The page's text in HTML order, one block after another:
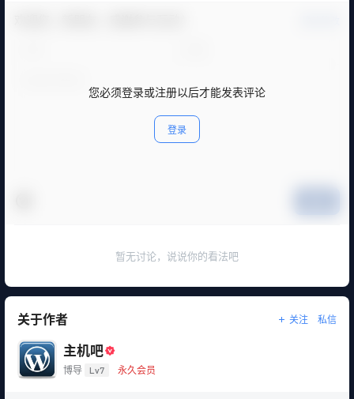
您必须登录或注册以后才能发表评论
登录
暂无讨论，说说你的看法吧
关于作者 关注 私信
主机吧
博导 Lv7 永久会员